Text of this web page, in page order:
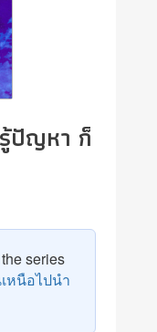
ปัญหา ก็
series
หนือไปนำ